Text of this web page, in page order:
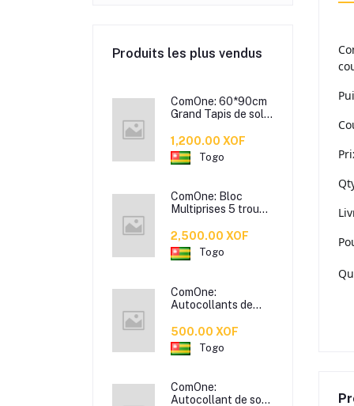
Produits les plus vendus
ComOne: 60*90cm
Grand Tapis de sol
minimaliste,
absorbant,
antidérapant, pour
toilettes, chambre à
coucher, porte
d'entrée
1,200.00 XOF
Togo
ComOne: Bloc
Multiprises 5 trou
Interrupteur et fil
de 3m
2,500.00 XOF
Togo
ComOne:
Autocollants de
résistants à l'huile,
autocollants
muraux pour
aux hautes
températures, hotte
500.00 XOF
Togo
ComOne:
Autocollant de sol